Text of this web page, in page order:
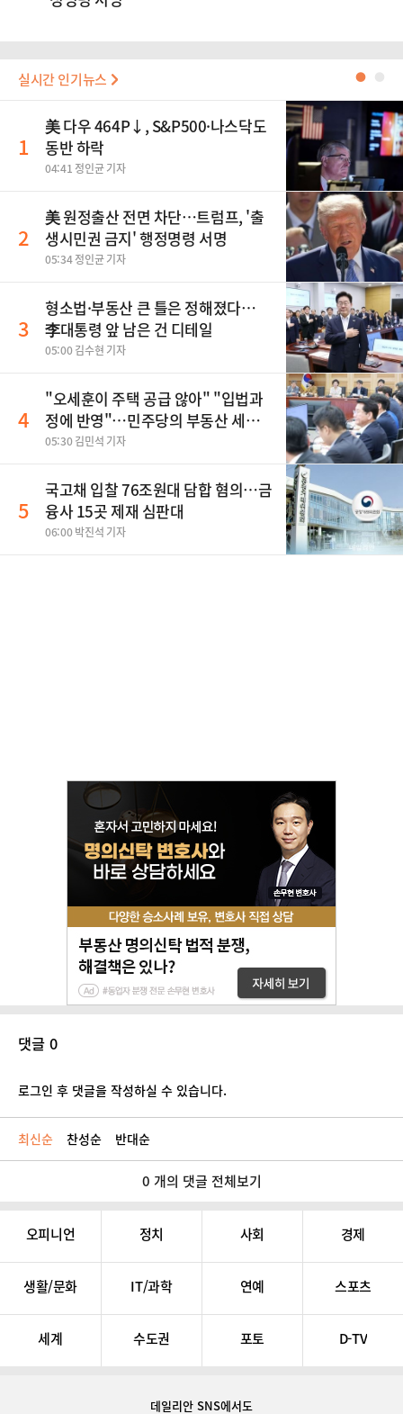
실시간 인기뉴스 ●
1
美 다우 464P↓, S&P500·나스닥도
동반 하락
04:41 정인균 기자
2
美 원정출산 전면 차단…트럼프, '출
생시민권 금지' 행정명령 서명
05:34 정인균 기자
3
형소법·부동산 큰 틀은 정해졌다…
李대통령 앞 남은 건 디테일
05:00 김수현 기자
4
"오세훈이 주택 공급 않아" "입법과
정에 반영"…민주당의 부동산 세제
개편 해법은
05:30 김민석 기자
5
국고채 입찰 76조원대 담합 혐의…금
융사 15곳 제재 심판대
06:00 박진석 기자
댓글 0
로그인 후 댓글을 작성하실 수 있습니다.
최신순 찬성순 반대순
0 개의 댓글 전체보기
오피니언 정치 사회 경제
생활/문화 IT/과학 연예 스포츠
세계 수도권 포토 D-TV
데일리안 SNS에서도